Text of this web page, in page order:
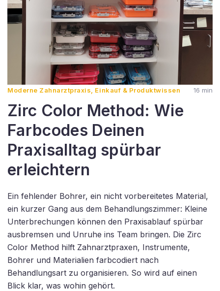
Moderne Zahnarztpraxis, Einkauf & Produktwissen 16 min
Zirc Color Method: Wie
Farbcodes Deinen
Praxisalltag spürbar
erleichtern
Ein fehlender Bohrer, ein nicht vorbereitetes Material,
ein kurzer Gang aus dem Behandlungszimmer: Kleine
Unterbrechungen können den Praxisablauf spürbar
ausbremsen und Unruhe ins Team bringen. Die Zirc
Color Method hilft Zahnarztpraxen, Instrumente,
Bohrer und Materialien farbcodiert nach
Behandlungsart zu organisieren. So wird auf einen
Blick klar, was wohin gehört.